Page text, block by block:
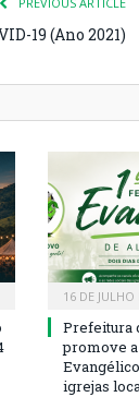
19 (Ano 2021)
16 DE JULHO
Prefeitura
promove a
igrejas